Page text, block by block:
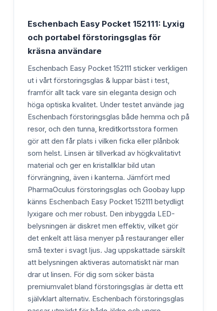
Eschenbach Easy Pocket 152111: Lyxig
och portabel förstoringsglas för
kräsna användare
Eschenbach Easy Pocket 152111 sticker verkligen
ut i vårt förstoringsglas & luppar bäst i test,
framför allt tack vare sin eleganta design och
höga optiska kvalitet. Under testet använde jag
Eschenbach förstoringsglas både hemma och på
resor, och den tunna, kreditkortsstora formen
gör att den får plats i vilken ficka eller plånbok
som helst. Linsen är tillverkad av högkvalitativt
material och ger en kristallklar bild utan
förvrängning, även i kanterna. Jämfört med
PharmaOculus förstoringsglas och Goobay lupp
känns Eschenbach Easy Pocket 152111 betydligt
lyxigare och mer robust. Den inbyggda LED-
belysningen är diskret men effektiv, vilket gör
det enkelt att läsa menyer på restauranger eller
små texter i svagt ljus. Jag uppskattade särskilt
att belysningen aktiveras automatiskt när man
drar ut linsen. För dig som söker bästa
premiumvalet bland förstoringsglas är detta ett
självklart alternativ. Eschenbach förstoringsglas